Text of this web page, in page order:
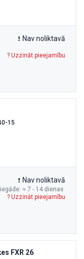
Nav noliktavā
? Uzzināt pieejamību
15
≈ 7 - 14 dienas
Nav noliktavā
? Uzzināt pieejamību
FXR 26